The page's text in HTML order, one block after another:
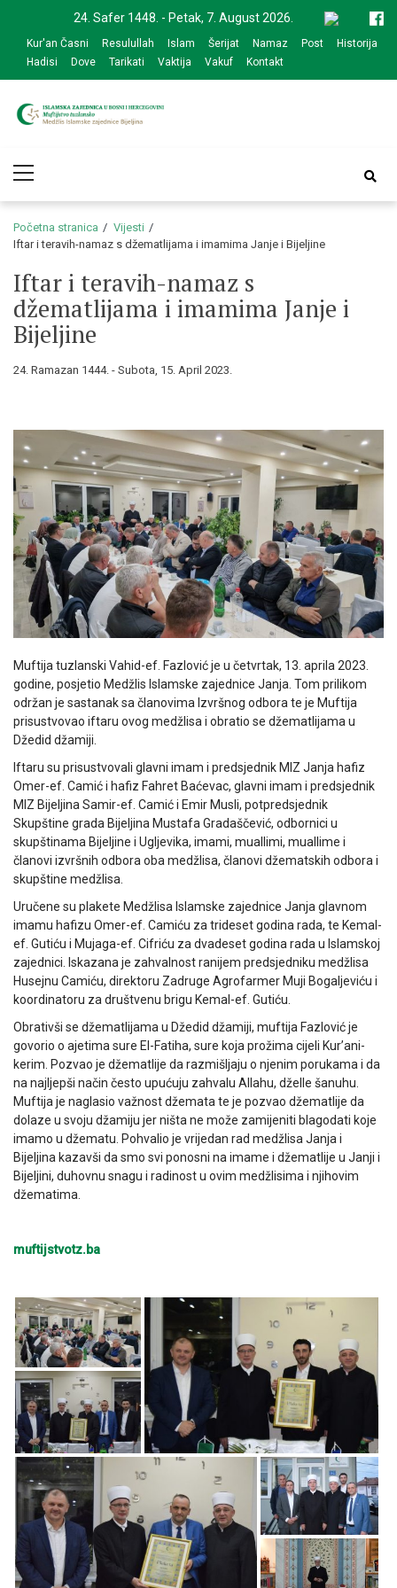
navigation
content
24. Safer 1448. - Petak, 7. August 2026.
Kur'an Časni Resulullah Islam Šerijat Namaz Post
Historija
Hadisi
Dove Tarikati Vaktija Vakuf Kontakt
zajednice Bijeljina
Menu
Početna stranica
Vijesti
Iftar i teravih-namaz s džematlijama i imamima Janje i Bijeljine
Iftar i teravih-namaz s
džematlijama i imamima Janje i
Bijeljine
24. Ramazan 1444. - Subota, 15. April 2023.
Muftija tuzlanski Vahid-ef. Fazlović je u četvrtak, 13. aprila 2023.
godine, posjetio Medžlis Islamske zajednice Janja. Tom prilikom
održan je sastanak sa članovima Izvršnog odbora te je Muftija
prisustvovao iftaru ovog medžlisa i obratio se džematlijama u
Džedid džamiji.
Iftaru su prisustvovali glavni imam i predsjednik MIZ Janja hafiz
Omer-ef. Camić i hafiz Fahret Baćevac, glavni imam i predsjednik
MIZ Bijeljina Samir-ef. Camić i Emir Musli, potpredsjednik
Skupštine grada Bijeljina Mustafa Gradaščević, odbornici u
skupštinama Bijeljine i Ugljevika, imami, muallimi, muallime i
članovi izvršnih odbora oba medžlisa, članovi džematskih odbora i
skupštine medžlisa.
Uručene su plakete Medžlisa Islamske zajednice Janja glavnom
imamu hafizu Omer-ef. Camiću za trideset godina rada, te Kemal-
ef. Gutiću i Mujaga-ef. Cifriću za dvadeset godina rada u Islamskoj
zajednici. Iskazana je zahvalnost ranijem predsjedniku medžlisa
Husejnu Camiću, direktoru Zadruge Agrofarmer Muji Bogaljeviću i
koordinatoru za društvenu brigu Kemal-ef. Gutiću.
Obrativši se džematlijama u Džedid džamiji, muftija Fazlović je
govorio o ajetima sure El-Fatiha, sure koja prožima cijeli Kur’ani-
kerim. Pozvao je džematlije da razmišljaju o njenim porukama i da
na najljepši način često upućuju zahvalu Allahu, dželle šanuhu.
Muftija je naglasio važnost džemata te je pozvao džematlije da
dolaze u svoju džamiju jer ništa ne može zamijeniti blagodati koje
imamo u džematu. Pohvalio je vrijedan rad medžlisa Janja i
Bijeljina kazavši da smo svi ponosni na imame i džematlije u Janji i
Bijeljini, duhovnu snagu i radinost u ovim medžlisima i njihovim
džematima.
muftijstvotz.ba